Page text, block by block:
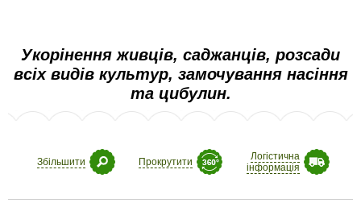
Укорінення живців, саджанців, розсади
всіх видів культур, замочування насіння
та цибулин.
Збільшити Прокрутити
Логістична
інформація